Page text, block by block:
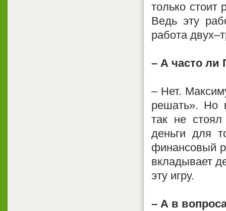
только
Ведь эту
работа
– А часто ли
– Нет.
решать». Но
так не
деньги для
финансовый
вкладывает
эту игру.
– А в